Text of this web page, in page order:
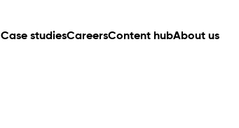
Case studiesCareersContent hubAbout us